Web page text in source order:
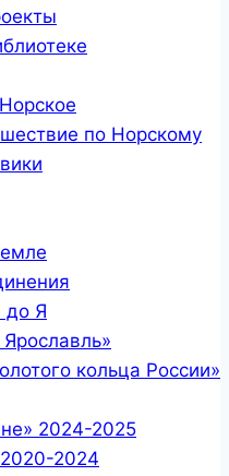
по Норскому
до Я
кольца России»
2024-2025
2024